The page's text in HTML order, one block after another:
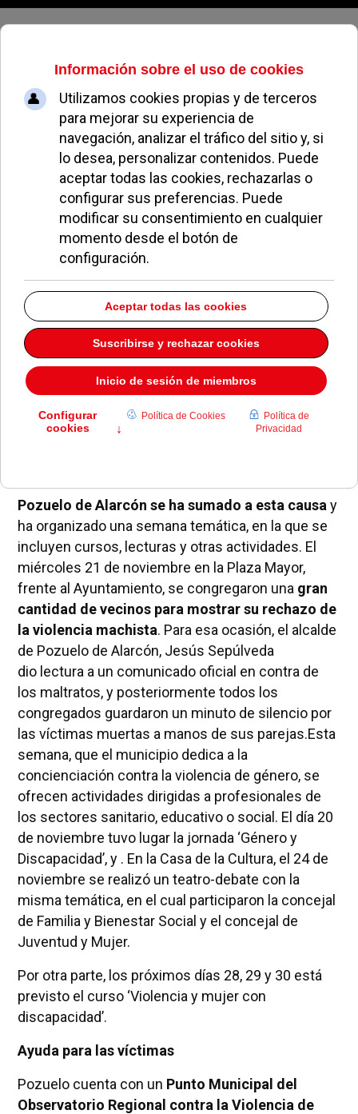
Jueves, 06 de agosto de 2026
Todos contra la violencia
machista
ÁNGELA GILABERT NOTICIAS DE POZUELO 28 NOVIEMBRE 2007
En el pasado año 2006 las mujeres que fueron
asesinadas a manos de sus parejas ascendían a la
cifra de 68 mujeres. Este año 2007, que aún no ha
concluido, el número se eleva a 67, lo que resulta
un dato preocupante. Para luchar contra esta lacra
de la sociedad, se ha establecido como
Mundial Contrala Violenciade Genero el 24 de
noviembre,
y a lo largo de toda la semana han
tenido lugar diversas actividades de
concienciación organizadas en Pozuelo. Los
Pozuelo de Alarcón se ha sumado a esta causa y
ha organizado una semana temática, en la que se
incluyen cursos, lecturas y otras actividades. El
miércoles 21 de noviembre en la Plaza Mayor,
frente al Ayuntamiento, se congregaron una gran
cantidad de vecinos para mostrar su rechazo de
la violencia machista. Para esa ocasión, el alcalde
de Pozuelo de Alarcón, Jesús Sepúlveda
dio lectura a un comunicado oficial en contra de
los maltratos, y posteriormente todos los
congregados guardaron un minuto de silencio por
las víctimas muertas a manos de sus parejas.Esta
semana, que el municipio dedica a la
concienciación contra la violencia de género, se
ofrecen actividades dirigidas a profesionales de
los sectores sanitario, educativo o social. El día 20
de noviembre tuvo lugar la jornada ‘Género y
Discapacidad’, y . En la Casa de la Cultura, el 24 de
noviembre se realizó un teatro-debate con la
misma temática, en el cual participaron la concejal
de Familia y Bienestar Social y el concejal de
Juventud y Mujer.
Por otra parte, los próximos días 28, 29 y 30 está
previsto el curso ‘Violencia y mujer con
discapacidad’.
Ayuda para las víctimas
Pozuelo cuenta con un Punto Municipal del
Observatorio Regional contra la Violencia de